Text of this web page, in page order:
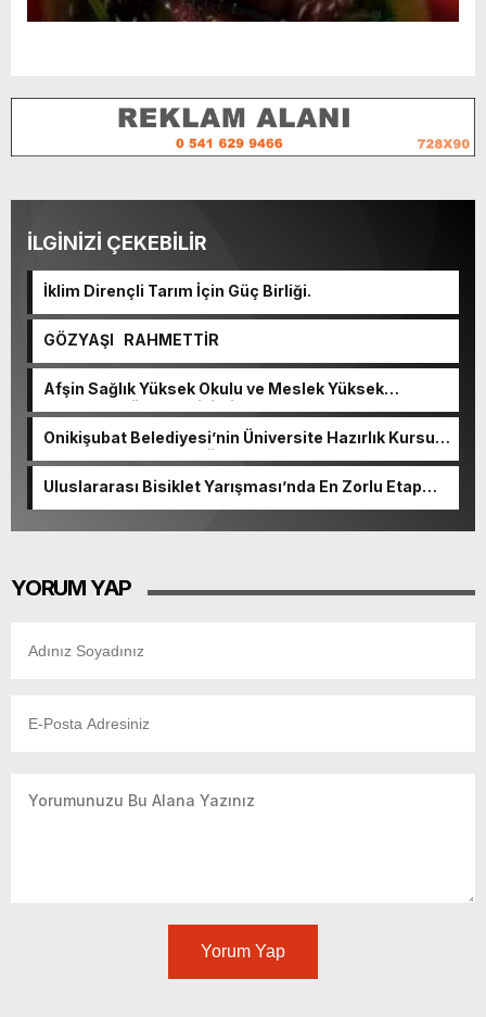
İLGİNİZİ ÇEKEBİLİR
İklim Dirençli Tarım İçin Güç Birliği.
GÖZYAŞI RAHMETTİR
Afşin Sağlık Yüksek Okulu ve Meslek Yüksek
Okulunda görev değişimi!
Onikişubat Belediyesi’nin Üniversite Hazırlık Kursu
başvurularında son gün 7 Ağustos.
Uluslararası Bisiklet Yarışması’nda En Zorlu Etap
YORUM YAP
Yorum Yap